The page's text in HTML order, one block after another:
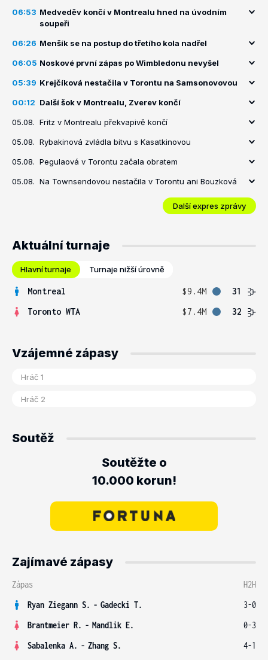
06:53 Medveděv končí v Montrealu hned na úvodním
soupeři
06:26 Menšík se na postup do třetího kola nadřel
06:05 Noskové první zápas po Wimbledonu nevyšel
05:39 Krejčíková nestačila v Torontu na Samsonovovou
00:12 Další šok v Montrealu, Zverev končí
05.08. Fritz v Montrealu překvapivě končí
05.08. Rybakinová zvládla bitvu s Kasatkinovou
05.08. Pegulaová v Torontu začala obratem
05.08. Na Townsendovou nestačila v Torontu ani Bouzková
Další expres zprávy
Aktuální turnaje
Hlavní turnaje Turnaje nižší úrovně
Montreal $9.4M
31
Toronto WTA
$7.4M 32
Vzájemné zápasy
Soutěž
Soutěžte o
10.000 korun!
Zajímavé zápasy
Zápas
H2H
Ryan Ziegann S. - Gadecki T.
3-0
Brantmeier R. - Mandlik E.
0-3
Sabalenka A. - Zhang S.
4-1